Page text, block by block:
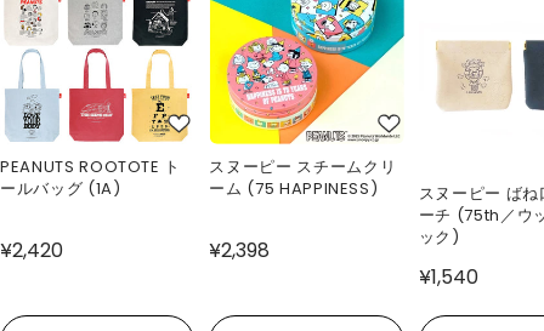
PEANUTS ROOTOTE ト
ールバッグ (1A)
¥2,420
スヌーピー スチームクリ
ーム (75 HAPPINESS)
¥2,398
スヌーピー ば
ーチ (75th／ウ
ック)
¥1,540